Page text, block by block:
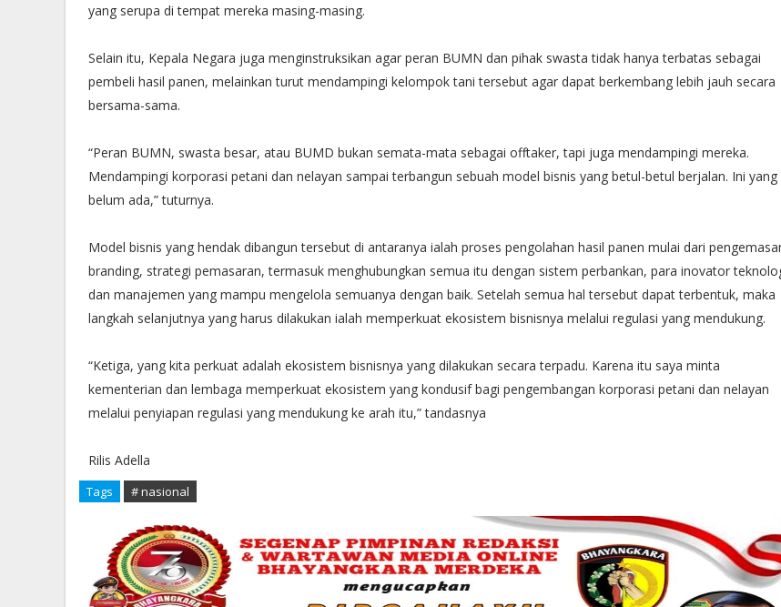
yang serupa di tempat mereka masing-masing.
Selain itu, Kepala Negara juga menginstruksikan agar peran BUMN dan pihak swasta tidak hanya terbatas sebagai
pembeli hasil panen, melainkan turut mendampingi kelompok tani tersebut agar dapat berkembang lebih jauh secara
bersama-sama.
“Peran BUMN, swasta besar, atau BUMD bukan semata-mata sebagai offtaker, tapi juga mendampingi mereka.
Mendampingi korporasi petani dan nelayan sampai terbangun sebuah model bisnis yang betul-betul berjalan. Ini yang
belum ada,” tuturnya.
Model bisnis yang hendak dibangun tersebut di antaranya ialah proses pengolahan hasil panen mulai dari
branding, strategi pemasaran, termasuk menghubungkan semua itu dengan sistem perbankan, para inovator
dan manajemen yang mampu mengelola semuanya dengan baik. Setelah semua hal tersebut dapat terbentuk, maka
langkah selanjutnya yang harus dilakukan ialah memperkuat ekosistem bisnisnya melalui regulasi yang mendukung.
“Ketiga, yang kita perkuat adalah ekosistem bisnisnya yang dilakukan secara terpadu. Karena itu saya minta
kementerian dan lembaga memperkuat ekosistem yang kondusif bagi pengembangan korporasi petani dan nelayan
melalui penyiapan regulasi yang mendukung ke arah itu,” tandasnya
Rilis Adella
Tags # nasional